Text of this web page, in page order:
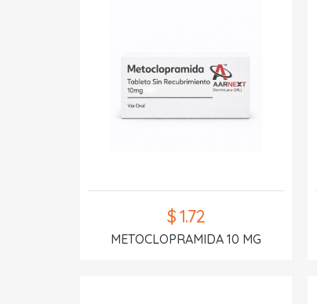
$ 1.72
METOCLOPRAMIDA 10 MG